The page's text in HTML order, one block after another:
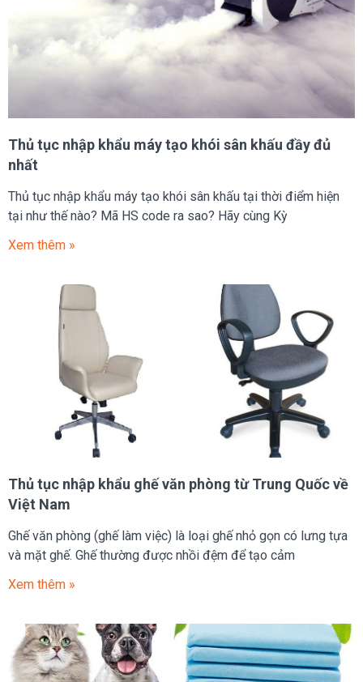
Thủ tục nhập khẩu máy tạo khói sân khấu đầy đủ
nhất
Thủ tục nhập khẩu máy tạo khói sân khấu tại thời điểm hiện
tại như thế nào? Mã HS code ra sao? Hãy cùng Kỳ
Xem thêm »
Thủ tục nhập khẩu ghế văn phòng từ Trung Quốc về
Việt Nam
Ghế văn phòng (ghế làm việc) là loại ghế nhỏ gọn có lưng tựa
và mặt ghế. Ghế thường được nhồi đệm để tạo cảm
Xem thêm »